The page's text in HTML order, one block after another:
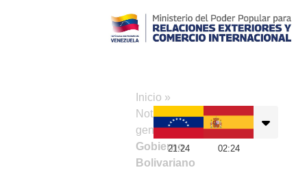
Inicio »
Noticias
generales»
Gobierno
Bolivariano
21:24 02:24